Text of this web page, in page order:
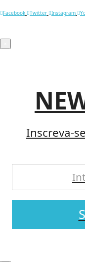
Facebook Twitter Instagram
Inscreva-